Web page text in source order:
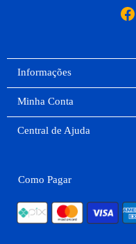
Informações
Minha Conta
Central de Ajuda
Como Pagar